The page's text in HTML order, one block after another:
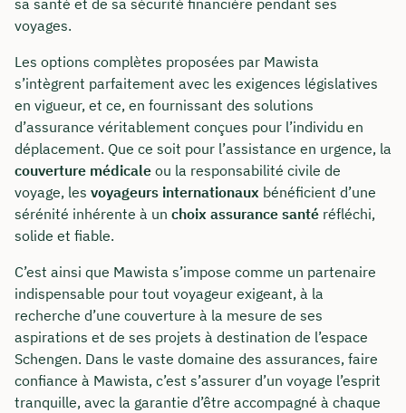
sa santé et de sa sécurité financière pendant ses
voyages.
Les options complètes proposées par Mawista
s’intègrent parfaitement avec les exigences législatives
en vigueur, et ce, en fournissant des solutions
d’assurance véritablement conçues pour l’individu en
déplacement. Que ce soit pour l’assistance en urgence, la
couverture médicale ou la responsabilité civile de
voyage, les voyageurs internationaux bénéficient d’une
sérénité inhérente à un choix assurance santé réfléchi,
solide et fiable.
C’est ainsi que Mawista s’impose comme un partenaire
indispensable pour tout voyageur exigeant, à la
recherche d’une couverture à la mesure de ses
aspirations et de ses projets à destination de l’espace
Schengen. Dans le vaste domaine des assurances, faire
confiance à Mawista, c’est s’assurer d’un voyage l’esprit
tranquille, avec la garantie d’être accompagné à chaque